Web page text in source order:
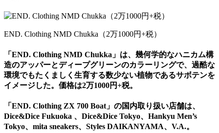
END. Clothing NMD Chukka（2万1000円+税）
「END. Clothing NMD Chukka」は、幾何学的なハニカム構
造のアッパーとディープグリーンのカラーリングで、過酷な
環境でもたくましく生育する数少ない植物であるサボテンを
イメージした。価格は2万1000円+税。
「END. Clothing ZX 700 Boat」の国内取り扱い店舗は、
Dice&Dice Fukuoka 、Dice&Dice Tokyo、Hankyu Men’s
Tokyo、mita sneakers、Styles DAIKANYAMA、V.A.。